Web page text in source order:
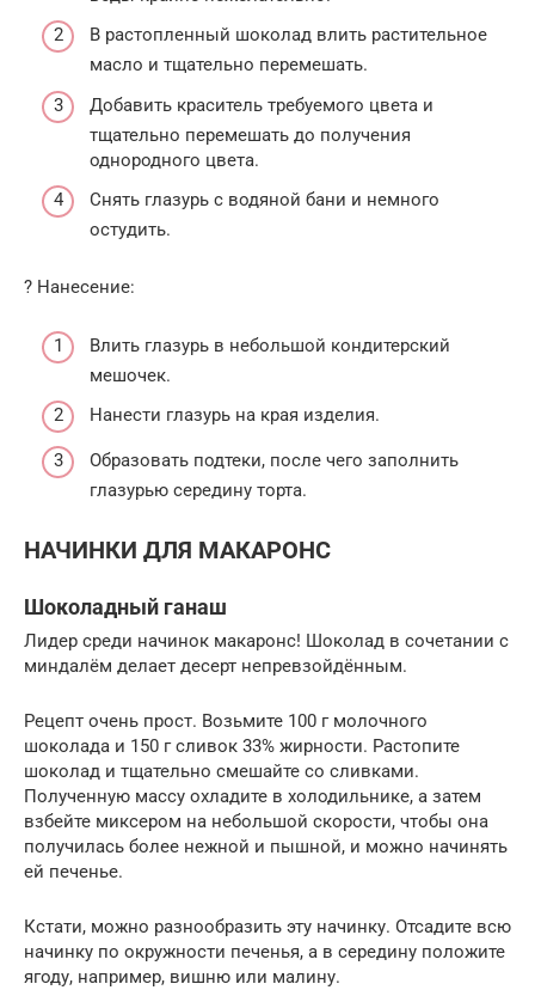
В растопленный шоколад влить растительное
масло и тщательно перемешать.
Добавить краситель требуемого цвета и
тщательно перемешать до получения
однородного цвета.
Снять глазурь с водяной бани и немного
остудить.
? Нанесение:
Влить глазурь в небольшой кондитерский
мешочек.
Нанести глазурь на края изделия.
Образовать подтеки, после чего заполнить
глазурью середину торта.
НАЧИНКИ ДЛЯ МАКАРОНС
Шоколадный ганаш
Лидер среди начинок макаронс! Шоколад в сочетании с
миндалём делает десерт непревзойдённым.
Рецепт очень прост. Возьмите 100 г молочного
шоколада и 150 г сливок 33% жирности. Растопите
шоколад и тщательно смешайте со сливками.
Полученную массу охладите в холодильнике, а затем
взбейте миксером на небольшой скорости, чтобы она
получилась более нежной и пышной, и можно начинять
ей печенье.
Кстати, можно разнообразить эту начинку. Отсадите всю
начинку по окружности печенья, а в середину положите
ягоду, например, вишню или малину.